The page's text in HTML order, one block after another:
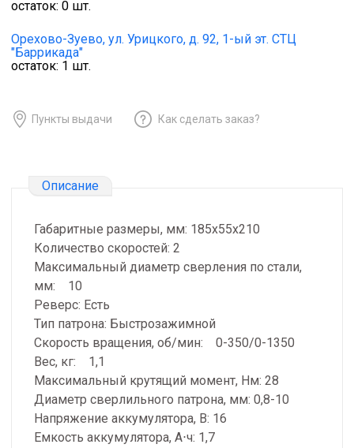
остаток: 0 шт.
Орехово-Зуево, ул. Урицкого, д. 92, 1-ый эт. СТЦ
"Баррикада"
остаток: 1 шт.
Пункты выдачи Как сделать заказ?
Описание
Габаритные размеры, мм: 185х55х210
Количество скоростей: 2
Максимальный диаметр сверления по стали,
мм: 10
Реверс: Есть
Тип патрона: Быстрозажимной
Скорость вращения, об/мин: 0-350/0-1350
Вес, кг: 1,1
Максимальный крутящий момент, Нм: 28
Диаметр сверлильного патрона, мм: 0,8-10
Напряжение аккумулятора, В: 16
Емкость аккумулятора, А⋅ч: 1,7